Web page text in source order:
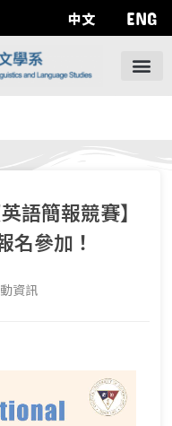
中文 ENG
語簡報競賽】
名參加！
資訊